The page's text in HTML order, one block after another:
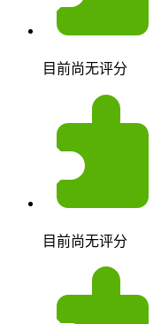
目前尚无评分
目前尚无评分